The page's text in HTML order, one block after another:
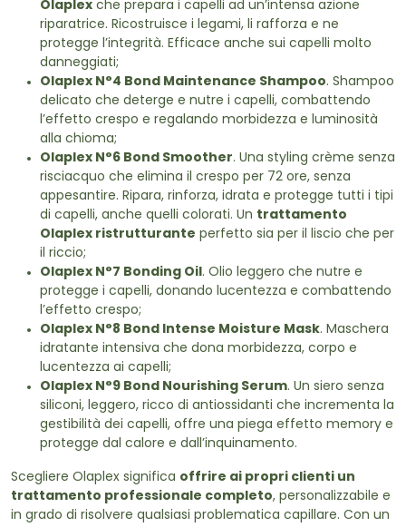
Olaplex che prepara i capelli ad un’intensa azione
riparatrice. Ricostruisce i legami, li rafforza e ne
protegge l’integrità. Efficace anche sui capelli molto
danneggiati;
Olaplex N°4 Bond Maintenance Shampoo. Shampoo
delicato che deterge e nutre i capelli, combattendo
l’effetto crespo e regalando morbidezza e luminosità
alla chioma;
Olaplex N°6 Bond Smoother. Una styling crème senza
risciacquo che elimina il crespo per 72 ore, senza
appesantire. Ripara, rinforza, idrata e protegge tutti i tipi
di capelli, anche quelli colorati. Un trattamento
Olaplex ristrutturante perfetto sia per il liscio che per
il riccio;
Olaplex N°7 Bonding Oil. Olio leggero che nutre e
protegge i capelli, donando lucentezza e combattendo
l’effetto crespo;
Olaplex N°8 Bond Intense Moisture Mask. Maschera
idratante intensiva che dona morbidezza, corpo e
lucentezza ai capelli;
Olaplex N°9 Bond Nourishing Serum. Un siero senza
siliconi, leggero, ricco di antiossidanti che incrementa la
gestibilità dei capelli, offre una piega effetto memory e
protegge dal calore e dall’inquinamento.
Scegliere Olaplex significa offrire ai propri clienti un
trattamento professionale completo, personalizzabile e
in grado di risolvere qualsiasi problematica capillare. Con un